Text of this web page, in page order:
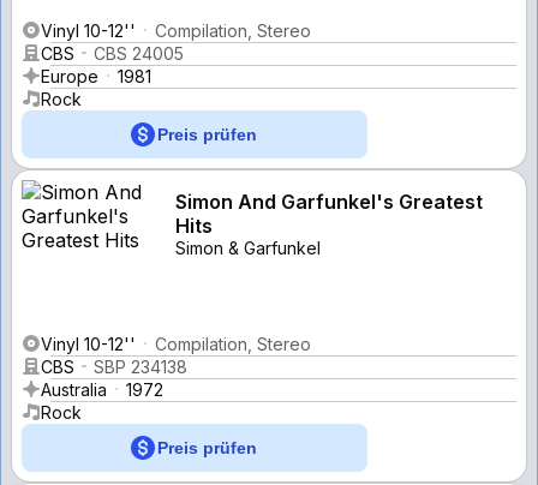
Vinyl 10-12''
Compilation, Stereo
CBS
CBS 24005
Europe
1981
Rock
Preis prüfen
Simon And Garfunkel's Greatest
Hits
Simon & Garfunkel
Vinyl 10-12''
Compilation, Stereo
CBS
SBP 234138
Australia
1972
Rock
Preis prüfen